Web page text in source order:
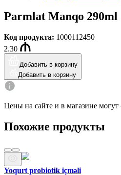
Parmlat Manqo 290ml
Код продукта: 1000112450
2.30
Добавить в корзину
Добавить в корзину
Цены на сайте и в магазине могут
Похожие продукты
Yoqurt probiotik içməli